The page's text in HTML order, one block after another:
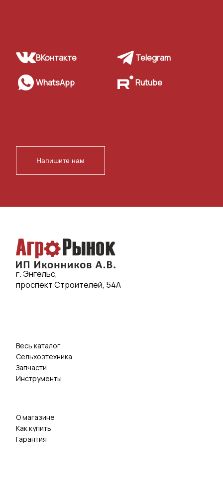
ВКонтакте Telegram
WhatsApp Rutube
Напишите нам
г. Энгельс,
проспект Строителей, 54А
Весь каталог
Сельхозтехника
Запчасти
Инструменты
О магазине
Как купить
Гарантия